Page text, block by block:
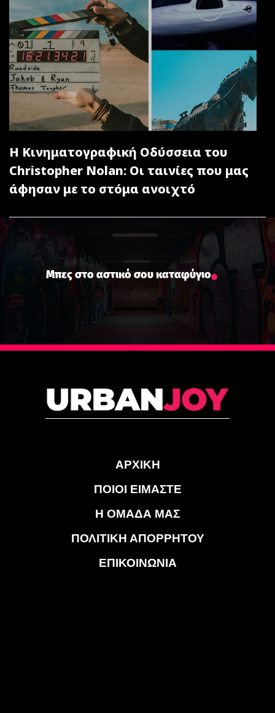
Η Κινηματογραφική Οδύσσεια του
Christopher Nolan: Οι ταινίες που μας
άφησαν με το στόμα ανοιχτό
Μπες στο αστικό σου καταφύγιο
ΑΡΧΙΚΗ
ΠΟΙΟΙ ΕΙΜΑΣΤΕ
Η ΟΜΑΔΑ ΜΑΣ
ΠΟΛΙΤΙΚΗ ΑΠΟΡΡΗΤΟΥ
ΕΠΙΚΟΙΝΩΝΙΑ